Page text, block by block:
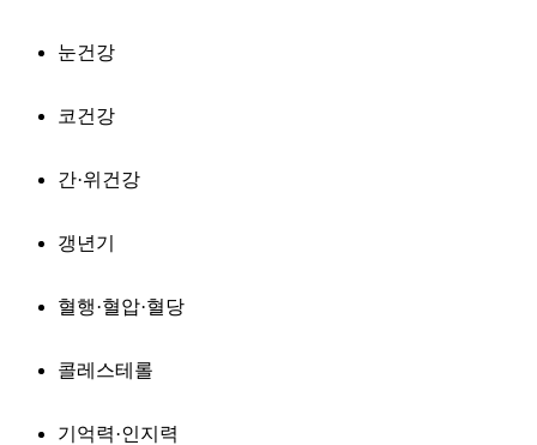
눈건강
코건강
간·위건강
갱년기
혈행·혈압·혈당
콜레스테롤
기억력·인지력